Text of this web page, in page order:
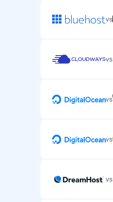
vs
vs
vs
vs
vs